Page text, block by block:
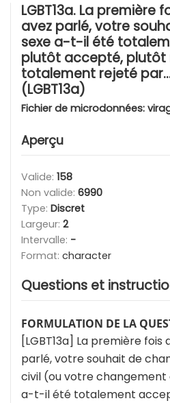
LGBT13a. La première
avez parlé, votre
sexe a-t-il été
plutôt accepté, plutôt
totalement rejeté
(LGBT13a)
Fichier de microdonnées:
Aperçu
Valide: 158
Non valide: 6990
Type: Discret
Largeur: 2
Intervalle: -
Format: character
Questions et
FORMULATION DE LA
[LGBT13a] La première fois
parlé, votre souhait de
civil (ou votre changement
a-t-il été totalement